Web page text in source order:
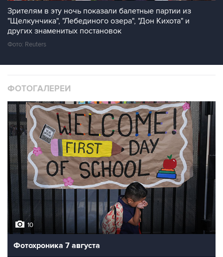
Зрителям в эту ночь показали балетные партии из
"Щелкунчика", "Лебединого озера", "Дон Кихота" и
других знаменитых постановок
Фото: Reuters
платформе станции "Новослободская"
ФОТОГАЛЕРЕИ